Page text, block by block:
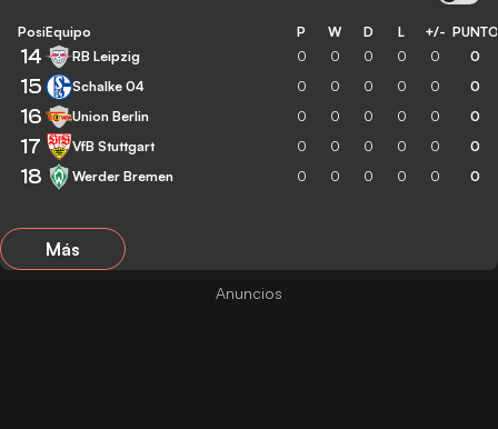
Posición
Equipo P W D L +/-
14 RB Leipzig 0 0 0 0 0 0
15 Schalke 04 0 0 0 0 0 0
16 Union Berlin 0 0 0 0 0 0
17 VfB Stuttgart 0 0 0 0 0 0
18 Werder Bremen 0 0 0 0 0 0
Más